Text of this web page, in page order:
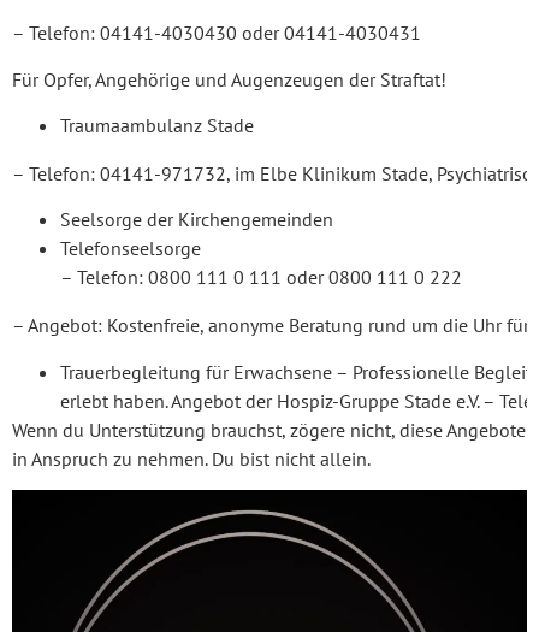
– Telefon: 04141-4030430 oder 04141-4030431
Für Opfer, Angehörige und Augenzeugen der Straftat!
Traumaambulanz Stade
– Telefon: 04141-971732, im Elbe Klinikum Stade,
Seelsorge der Kirchengemeinden
– Telefon: 0800 111 0 111 oder 0800 111 0 222
– Angebot: Kostenfreie, anonyme Beratung rund um die Uhr
Trauerbegleitung für Erwachsene – Professionelle
erlebt haben. Angebot der Hospiz-Gruppe Stade e.V. –
Wenn du Unterstützung brauchst, zögere nicht, diese Angebote
in Anspruch zu nehmen. Du bist nicht allein.